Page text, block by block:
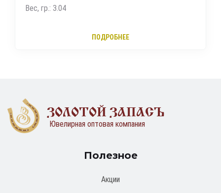
Вес, гр.: 3.04
ПОДРОБНЕЕ
ЗОЛОТОЙ ЗАПАСЪ
Ювелирная оптовая компания
Полезное
Акции